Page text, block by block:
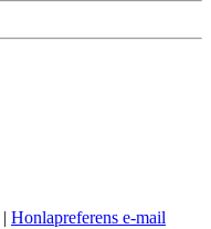
| Honlapreferens e-mail